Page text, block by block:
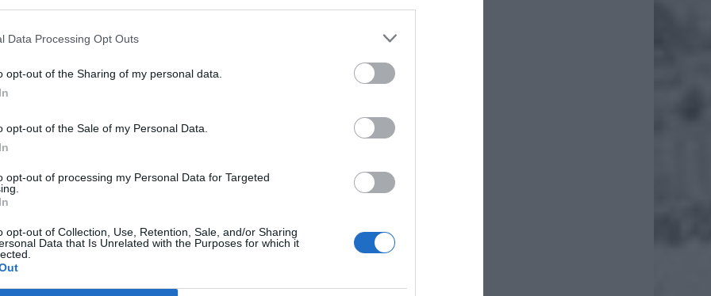
Data Processing Opt Outs
opt-out of the Sharing of my personal data.
opt-out of the Sale of my Personal Data.
opt-out of processing my Personal Data for Targeted
opt-out of Collection, Use, Retention, Sale, and/or Sharing
Data that Is Unrelated with the Purposes for which it
regularnie ćwiczą w parach, wykonując tzw. loty konturowe – jak
ad